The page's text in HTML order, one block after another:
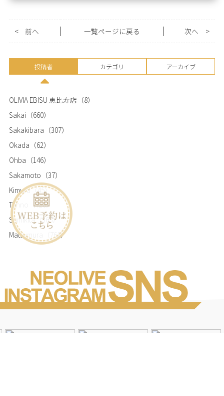
< 前へ 一覧ページに戻る >
次へ
投稿者 カテゴリ アーカイブ
OLIVIA EBISU 恵比寿店 （8）
Sakai （660）
Sakakibara （307）
Okada （62）
Ohba （146）
Sakamoto （37）
Kimura（45）
Tanno
（720）
Sumikita（365）
Matsumura
（768）